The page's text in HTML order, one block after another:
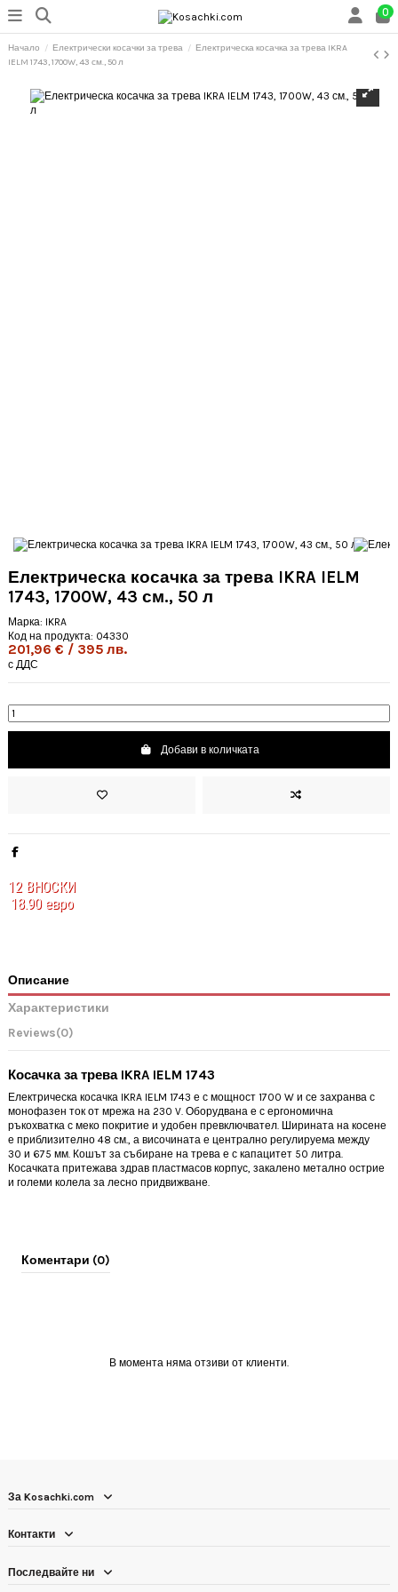
0
Начало Електрически косачки за трева
Електрическа косачка за трева IKRA
IELM 1743, 1700W, 43 см., 50 л
Електрическа косачка за трева IKRA IELM
1743, 1700W, 43 см., 50 л
Марка: IKRA
Код на продукта: 04330
201,96 € / 395 лв.
с ДДС
Добави в количката
12 ВНОСКИ
18.90 евро
Описание
Характеристики
Reviews(0)
Косачка за трева IKRA IELM 1743
Електрическа косачка IKRA IELM 1743 е с мощност 1700 W и се захранва с
монофазен ток от мрежа на 230 V. Оборудвана е с ергономична
ръкохватка с меко покритие и удобен превключвател. Ширината на косене
е приблизително 48 см., а височината е централно регулируема между
30 и 675 мм. Кошът за събиране на трева е с капацитет 50 литра.
Косачката притежава здрав пластмасов корпус, закалено метално острие
и големи колела за лесно придвижване.
Коментари (0)
В момента няма отзиви от клиенти.
За Kosachki.com
Контакти
Последвайте ни